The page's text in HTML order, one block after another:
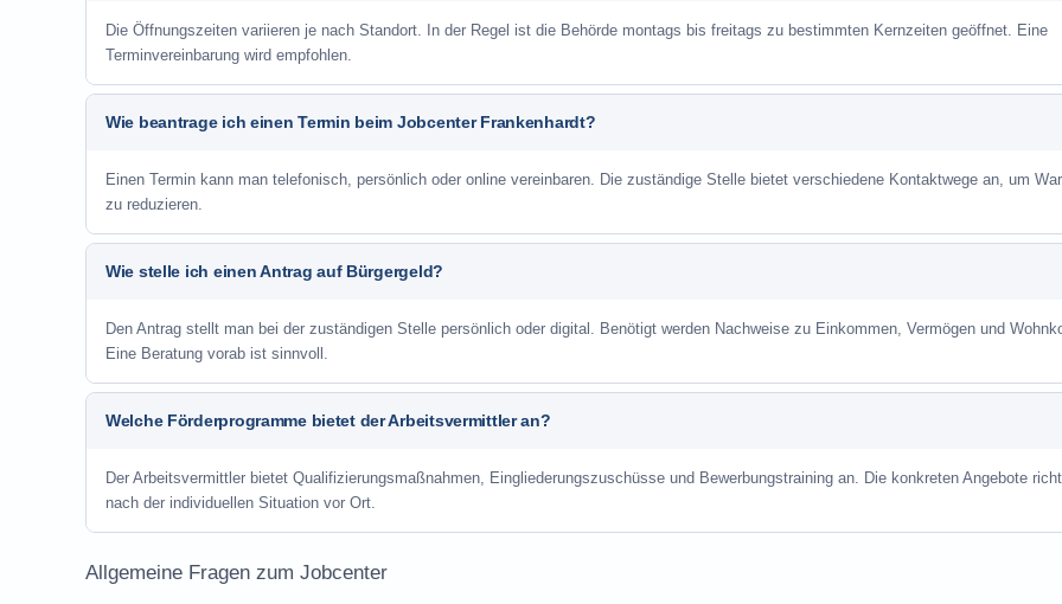
Die Öffnungszeiten variieren je nach Standort. In der Regel ist die Behörde montags bis freitags zu bestimmten Kernzeiten geöffnet. Eine
Terminvereinbarung wird empfohlen.
Wie beantrage ich einen Termin beim Jobcenter Frankenhardt?
Einen Termin kann man telefonisch, persönlich oder online vereinbaren. Die zuständige Stelle bietet verschiedene Kontaktwege an, um
zu reduzieren.
Wie stelle ich einen Antrag auf Bürgergeld?
Den Antrag stellt man bei der zuständigen Stelle persönlich oder digital. Benötigt werden Nachweise zu Einkommen, Vermögen und
Eine Beratung vorab ist sinnvoll.
Welche Förderprogramme bietet der Arbeitsvermittler an?
Der Arbeitsvermittler bietet Qualifizierungsmaßnahmen, Eingliederungszuschüsse und Bewerbungstraining an. Die konkreten Angebote
nach der individuellen Situation vor Ort.
Allgemeine Fragen zum Jobcenter